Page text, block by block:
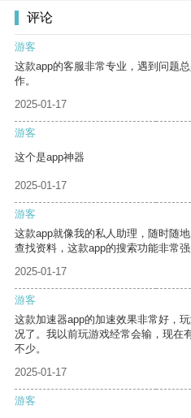
评论
游客
这款app的客服非常专业，遇到问题
作。
2025-01-17
游客
这个是app神器
2025-01-17
游客
这款app就像我的私人助理，随时随
查找资料，这款app的搜索功能非常
2025-01-17
游客
这款加速器app的加速效果非常好，
况了。我以前玩游戏经常会输，现在
不少。
2025-01-17
游客